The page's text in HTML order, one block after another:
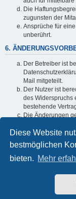
Diese Website
bestmöglichen
bieten. Mehr
Die
zugunsten der
Ansprüche für
unberührt.
6.
Der Betreiber ist
Mail mitgeteilt.
Der Nutzer ist
des Widerspruchs
bestehende
Die Änderungen
Informationen über
sind in der
Foren-Übersicht
Powered by